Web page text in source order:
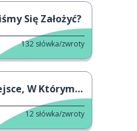
Się Założyć?
132 słówka/zwroty
W Którym Mieszkasz
12 słówka/zwroty